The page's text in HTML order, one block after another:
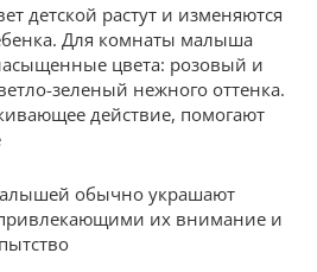
детской растут и изменяются
Для комнаты малыша
цвета: розовый и
зеленый нежного оттенка.
действие, помогают
обычно украшают
их внимание и